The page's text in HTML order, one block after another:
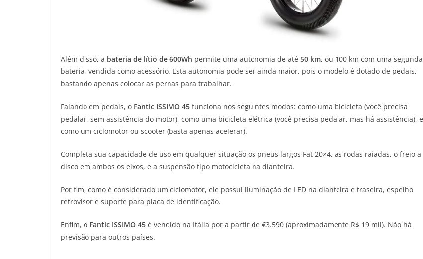
Além disso, a bateria de lítio de 600Wh permite uma autonomia de até 50 km, ou 100 km com uma segunda
bateria, vendida como acessório. Esta autonomia pode ser ainda maior, pois o modelo é dotado de pedais,
bastando apenas colocar as pernas para trabalhar.
Falando em pedais, o Fantic ISSIMO 45 funciona nos seguintes modos: como uma bicicleta (você precisa
pedalar, sem assistência do motor), como uma bicicleta elétrica (você precisa pedalar, mas há assistência), e
como um ciclomotor ou scooter (basta apenas acelerar).
Completa sua capacidade de uso em qualquer situação os pneus largos Fat 20×4, as rodas raiadas, o freio a
disco em ambos os eixos, e a suspensão tipo motocicleta na dianteira.
Por fim, como é considerado um ciclomotor, ele possui iluminação de LED na dianteira e traseira, espelho
retrovisor e suporte para placa de identificação.
Enfim, o Fantic ISSIMO 45 é vendido na Itália por a partir de €3.590 (aproximadamente R$ 19 mil). Não há
previsão para outros países.